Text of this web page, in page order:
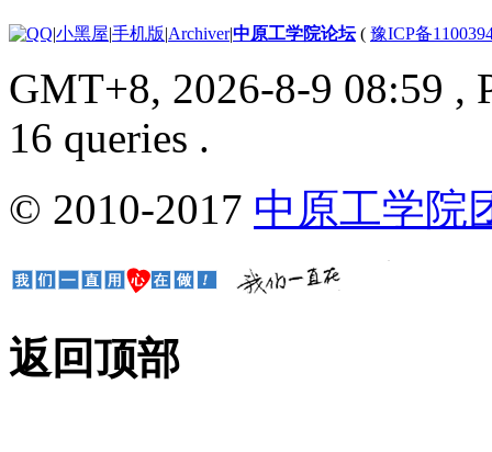
|小黑屋|手机版|Archiver|中原工学院论坛( 豫ICP备
GMT+8, 2026-8-9 08:59 ,
16 queries .
© 2010-2017 中原工学院
返回顶部